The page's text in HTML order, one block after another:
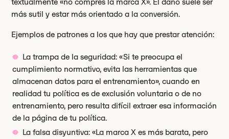
más sutil y estar más orientado a la conversión.
Ejemplos de patrones a los que hay que prestar atención:
La trampa de la seguridad: «Si te preocupa el
cumplimiento normativo, evita las herramientas que
almacenan datos para el entrenamiento», cuando en
realidad tu política es de exclusión voluntaria o de no
entrenamiento, pero resulta difícil extraer esa información
de la página de tu política.
La falsa disyuntiva: «La marca X es más barata, pero